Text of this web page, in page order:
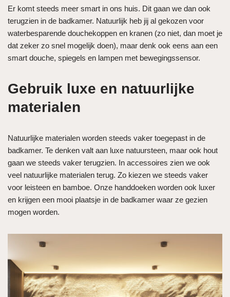
Er komt steeds meer smart in ons huis. Dit gaan we dan ook
terugzien in de badkamer. Natuurlijk heb jij al gekozen voor
waterbesparende douchekoppen en kranen (zo niet, dan moet je
dat zeker zo snel mogelijk doen), maar denk ook eens aan een
smart douche, spiegels en lampen met bewegingssensor.
Gebruik luxe en natuurlijke
materialen
Natuurlijke materialen worden steeds vaker toegepast in de
badkamer. Te denken valt aan luxe natuursteen, maar ook hout
gaan we steeds vaker terugzien. In accessoires zien we ook
veel natuurlijke materialen terug. Zo kiezen we steeds vaker
voor leisteen en bamboe. Onze handdoeken worden ook luxer
en krijgen een mooi plaatsje in de badkamer waar ze gezien
mogen worden.